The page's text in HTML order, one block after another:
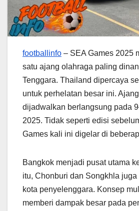
footballinfo – SEA Games 2025
satu ajang olahraga paling
Tenggara. Thailand dipercaya
untuk perhelatan besar ini.
dijadwalkan berlangsung pada
2025. Tidak seperti edisi
Games kali ini digelar di
Bangkok menjadi pusat utama
itu, Chonburi dan Songkhla
kota penyelenggara. Konsep
memberi dampak besar pada